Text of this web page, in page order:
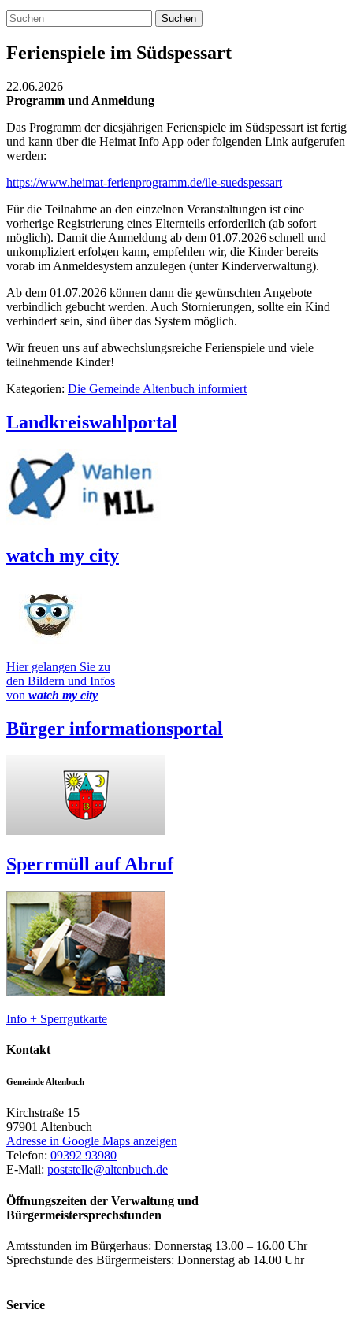
Suchen
Ferienspiele im Südspessart
22.06.2026
Programm und Anmeldung
Das Programm der diesjährigen Ferienspiele im Südspessart ist fertig
und kann über die Heimat Info App oder folgenden Link aufgerufen
werden:
https://www.heimat-ferienprogramm.de/ile-suedspessart
Für die Teilnahme an den einzelnen Veranstaltungen ist eine
vorherige Registrierung eines Elternteils erforderlich (ab sofort
möglich). Damit die Anmeldung ab dem 01.07.2026 schnell und
unkompliziert erfolgen kann, empfehlen wir, die Kinder bereits
vorab im Anmeldesystem anzulegen (unter Kinderverwaltung).
Ab dem 01.07.2026 können dann die gewünschten Angebote
verbindlich gebucht werden. Auch Stornierungen, sollte ein Kind
verhindert sein, sind über das System möglich.
Wir freuen uns auf abwechslungsreiche Ferienspiele und viele
teilnehmende Kinder!
Kategorien: Die Gemeinde Altenbuch informiert
Landkreiswahlportal
watch my city
Hier gelangen Sie zu
den Bildern und Infos
von watch my city
Bürger informationsportal
Sperrmüll auf Abruf
Info + Sperrgutkarte
Kontakt
Gemeinde Altenbuch
Kirchstraße 15
97901 Altenbuch
Adresse in Google Maps anzeigen
Telefon: 09392 93980
E-Mail: poststelle@altenbuch.de
Öffnungszeiten der Verwaltung und
Bürgermeistersprechstunden
Amtsstunden im Bürgerhaus: Donnerstag 13.00 – 16.00 Uhr
Sprechstunde des Bürgermeisters: Donnerstag ab 14.00 Uhr
Service